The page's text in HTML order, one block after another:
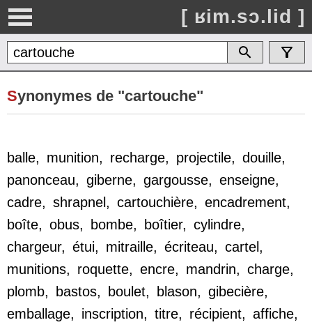
[ ʁim.sɔ.lid ]
Synonymes de "cartouche"
balle, munition, recharge, projectile, douille,
panonceau, giberne, gargousse, enseigne,
cadre, shrapnel, cartouchière, encadrement,
boîte, obus, bombe, boîtier, cylindre,
chargeur, étui, mitraille, écriteau, cartel,
munitions, roquette, encre, mandrin, charge,
plomb, bastos, boulet, blason, gibecière,
emballage, inscription, titre, récipient, affiche,